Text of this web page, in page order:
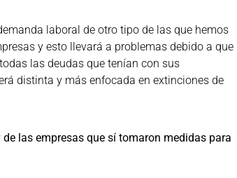
laboral de otro tipo de las que hemos
y esto llevará a problemas debido a que
las deudas que tenían con sus
distinta y más enfocada en extinciones de
las empresas que sí tomaron medidas para